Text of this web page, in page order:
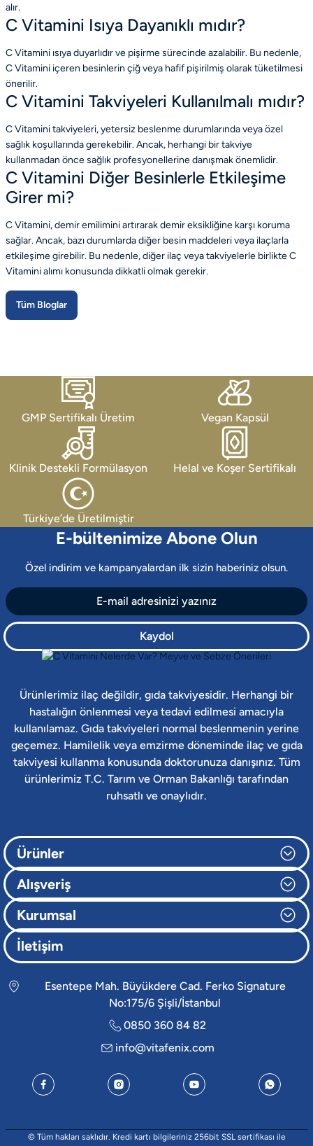
alır.
C Vitamini Isıya Dayanıklı mıdır?
C Vitamini ısıya duyarlıdır ve pişirme sürecinde azalabilir. Bu nedenle,
C Vitamini içeren besinlerin çiğ veya hafif pişirilmiş olarak tüketilmesi
önerilir.
C Vitamini Takviyeleri Kullanılmalı mıdır?
C Vitamini takviyeleri, yetersiz beslenme durumlarında veya özel
sağlık koşullarında gerekebilir. Ancak, herhangi bir takviye
kullanmadan önce sağlık profesyonellerine danışmak önemlidir.
C Vitamini Diğer Besinlerle Etkileşime
Girer mi?
C Vitamini, demir emilimini artırarak demir eksikliğine karşı koruma
sağlar. Ancak, bazı durumlarda diğer besin maddeleri veya ilaçlarla
etkileşime girebilir. Bu nedenle, diğer ilaç veya takviyelerle birlikte C
Vitamini alımı konusunda dikkatli olmak gerekir.
Tüm Bloglar
GMP Sertifikalı Üretim Vegan Kapsül
Klinik Destekli Formülasyon Helal ve Koşer Sertifikalı
Türkiye’de Üretilmiştir
E-bültenimize Abone Olun
Özel indirim ve kampanyalardan ilk sizin haberiniz olsun.
Kaydol
Ürünlerimiz ilaç değildir, gıda takviyesidir. Herhangi bir
hastalığın önlenmesi veya tedavi edilmesi amacıyla
kullanılamaz. Gıda takviyeleri normal beslenmenin yerine
geçemez. Hamilelik veya emzirme döneminde ilaç ve gıda
takviyesi kullanma konusunda doktorunuza danışınız. Tüm
ürünlerimiz T.C. Tarım ve Orman Bakanlığı tarafından
ruhsatlı ve onaylıdır.
Ürünler
Alışveriş
Kurumsal
İletişim
Esentepe Mah. Büyükdere Cad. Ferko Signature
No:175/6 Şişli/İstanbul
0850 360 84 82
info@vitafenix.com
© Tüm hakları saklıdır. Kredi kartı bilgileriniz 256bit SSL sertifikası ile